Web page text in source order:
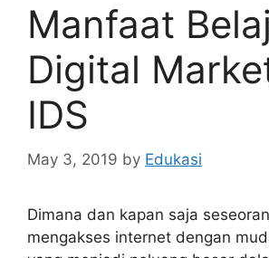
Manfaat
Digital
IDS
May 3, 2019 by Edukasi
Dimana dan kapan saja
mengakses internet dengan